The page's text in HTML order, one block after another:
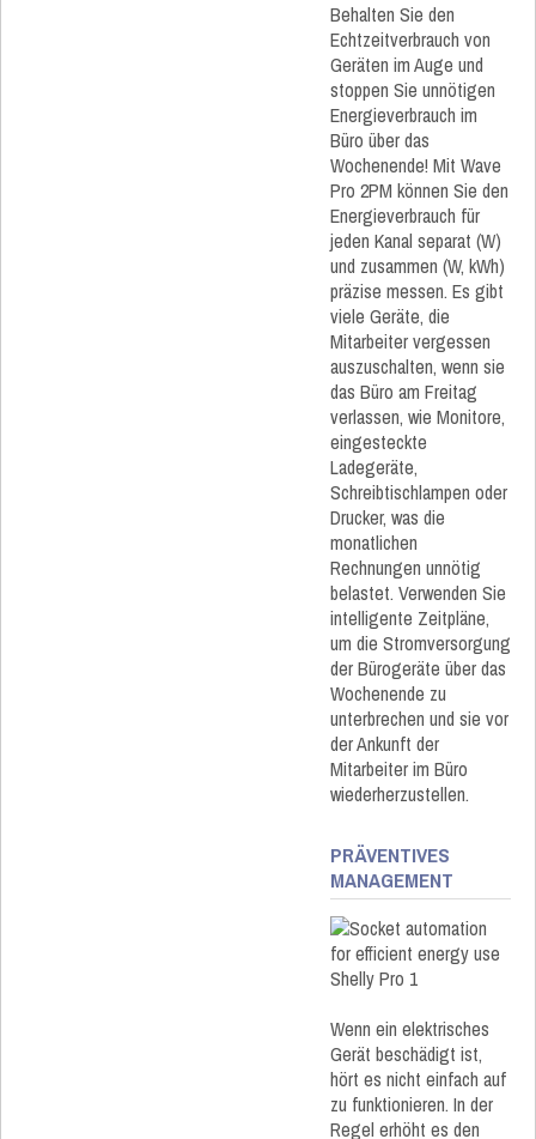
Behalten Sie den
Echtzeitverbrauch von
Geräten im Auge und
stoppen Sie unnötigen
Energieverbrauch im
Büro über das
Wochenende! Mit Wave
Pro 2PM können Sie den
Energieverbrauch für
jeden Kanal separat (W)
und zusammen (W, kWh)
präzise messen. Es gibt
viele Geräte, die
Mitarbeiter vergessen
auszuschalten, wenn sie
das Büro am Freitag
verlassen, wie Monitore,
eingesteckte
Ladegeräte,
Schreibtischlampen oder
Drucker, was die
monatlichen
Rechnungen unnötig
belastet. Verwenden Sie
intelligente Zeitpläne,
um die Stromversorgung
der Bürogeräte über das
Wochenende zu
unterbrechen und sie vor
der Ankunft der
Mitarbeiter im Büro
wiederherzustellen.
PRÄVENTIVES
MANAGEMENT​​​
Wenn ein elektrisches
Gerät beschädigt ist,
hört es nicht einfach auf
zu funktionieren. In der
Regel erhöht es den